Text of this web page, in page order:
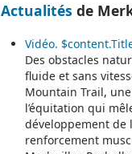
Actualités de
Vidéo.
Des obstacles
fluide et sans
Mountain Trail,
l’équitation qui
développement de
renforcement